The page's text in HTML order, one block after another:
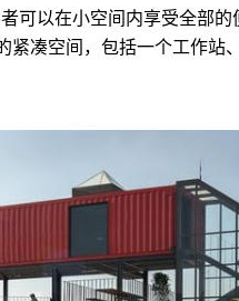
可以在小空间内享受全部
紧凑空间，包括一个工作站